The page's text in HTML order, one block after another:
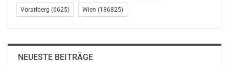
Vorarlberg (6625) Wien (186825)
NEUESTE BEITRÄGE